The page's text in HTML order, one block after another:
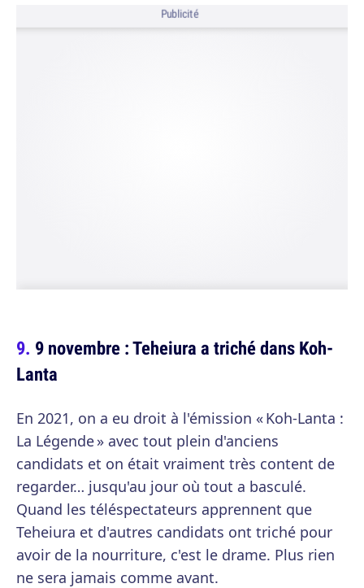
Publicité
9 novembre : Teheiura a triché dans Koh-
Lanta
En 2021, on a eu droit à l'émission « Koh-Lanta :
La Légende » avec tout plein d'anciens
candidats et on était vraiment très content de
regarder… jusqu'au jour où tout a basculé.
Quand les téléspectateurs apprennent que
Teheiura et d'autres candidats ont triché pour
avoir de la nourriture, c'est le drame. Plus rien
ne sera jamais comme avant.